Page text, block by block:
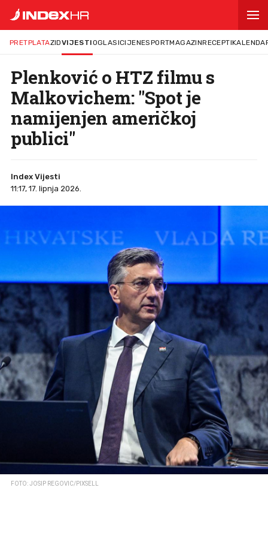
PRETPLATAZIDVIJESTIOGLASICIJENESPORTMAGAZINRECEPTI
Plenković o HTZ filmu s
Malkovichem: "Spot je
namijenjen američkoj
publici"
Index Vijesti
11:17, 17. lipnja 2026.
FOTO: JOSIP REGOVIC/PIXSELL